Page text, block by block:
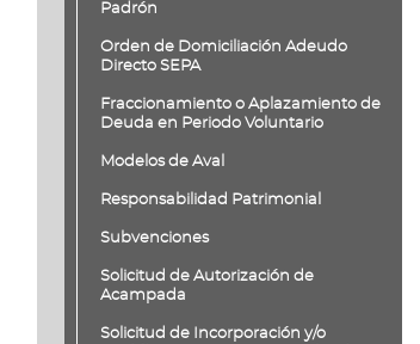
Padrón
Orden de Domiciliación Adeudo
Directo SEPA
Fraccionamiento o Aplazamiento de
Deuda en Periodo Voluntario
Modelos de Aval
Responsabilidad Patrimonial
Subvenciones
Solicitud de Autorización de
Acampada
Solicitud de Incorporación y/o